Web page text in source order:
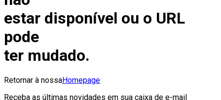
estar disponível ou o URL
pode
ter mudado.
Retornar à nossaHomepage
Receba as últimas novidades em sua caixa de e-mail